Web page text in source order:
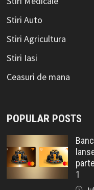
Stiri Auto
Stiri Agricultura
Stiri Iasi
Ceasuri de mana
POPULAR POSTS
1